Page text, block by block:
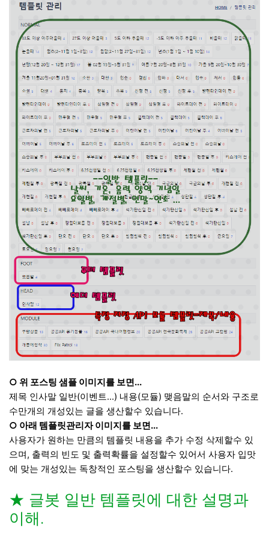
○ 위 포스팅 샘플 이미지를 보면...
제목 인사말 일반(이벤트...) 내용(모듈) 맺음말의 순서와 구조로
수만개의 개성있는 글을 생산할수 있습니다.
○ 아래 템플릿관리자 이미지를 보면...
사용자가 원하는 만큼의 템플릿 내용을 추가 수정 삭제할수 있
으며, 출력의 빈도 및 출력확률을 설정할수 있어서 사용자 입맛
에 맞는 개성있는 독창적인 포스팅을 생산할수 있습니다.
★ 글봇 일반 템플릿에 대한 설명과
이해.